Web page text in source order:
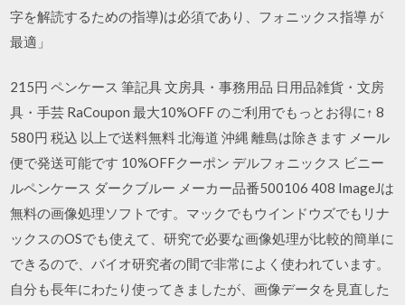
字を解読するための指導)は必須であり、フォニックス指導 が
最適」
215円 ペンケース 筆記具 文房具・事務用品 日用品雑貨・文房
具・手芸 RaCoupon 最大10%OFF のご利用でもっとお得に↑ 8
580円 税込 以上で送料無料 北海道 沖縄 離島は除きます メール
便で発送可能です 10%OFFクーポン デルフォニックス ビニー
ルペンケース ダークブルー メーカー品番500106 408 ImageJは
無料の画像処理ソフトです。マックでもウインドウズでもリナ
ックスのOSでも使えて、研究で必要な画像処理が比較的簡単に
できるので、バイオ研究者の間で非常によく使われています。
自分も長年にわたり使ってきましたが、画像データを見直した